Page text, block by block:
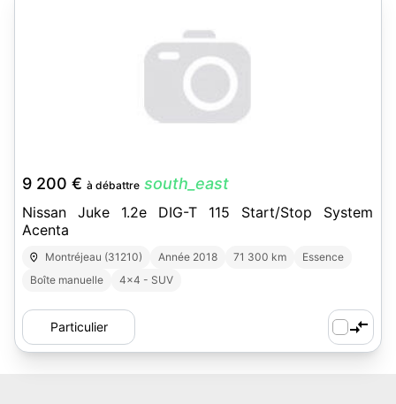
9 200 € à débattre south_east
Nissan Juke 1.2e DIG-T 115 Start/Stop System
Acenta
Montréjeau (31210) Année 2018 71 300 km
Essence
Boîte manuelle
4x4 - SUV
Particulier